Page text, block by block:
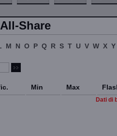
Share
M N O P Q R S T U V W X Y
Min Max
Dati di